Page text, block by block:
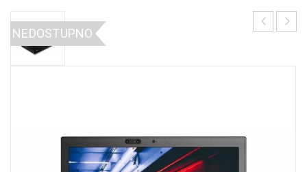
NEDOSTUPNO